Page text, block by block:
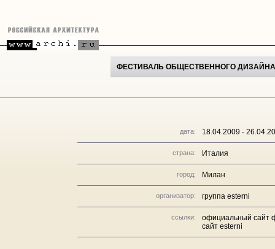
ФЕСТИВАЛЬ ОБЩЕСТВЕННОГО ДИЗАЙНА
дата: 18.04.2009 -
страна: Италия
город: Милан
организатор: группа esterni
ссылки:
официальный сайт
сайт esterni